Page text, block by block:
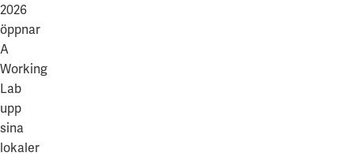
2026
öppnar
A
Working
Lab
upp
sina
lokaler